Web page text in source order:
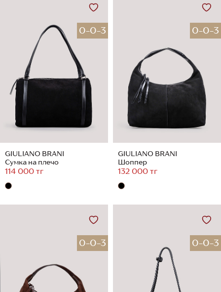
0-0-3
GIULIANO BRANI
Сумка на плечо
114 000 тг
0-0-3
GIULIANO BRANI
Шоппер
132 000 тг
0-0-3 0-0-3